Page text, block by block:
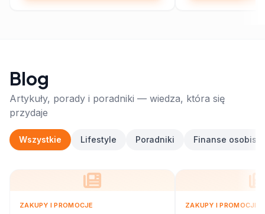
Blog
Artykuły, porady i poradniki — wiedza, która się
przydaje
Wszystkie Lifestyle Poradniki Finanse osobiste
ZAKUPY I PROMOCJE ZAKUPY I PROMOCJE